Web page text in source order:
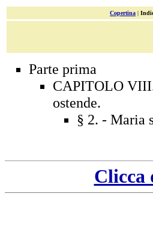
Copertina |
Parte prima
CAPITOLO
ostende.
§ 2. - Maria
Clicca